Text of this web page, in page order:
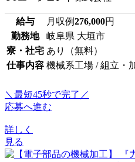
給与 月収例276,000円
勤務地
岐阜県 大垣市
寮・社宅 あり（無料）
仕事内容 機械系工場 / 組立・
＼最短45秒で完了／
応募へ進む
詳しく
見る